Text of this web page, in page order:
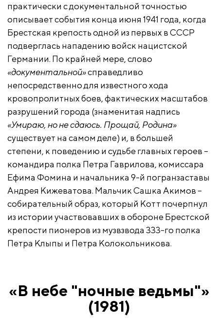
практически с документальной точностью
описывает события конца июня 1941 года, когда
Брестская крепость одной из первых в СССР
подверглась нападению войск нацистской
Германии. По крайней мере, слово
«документальной»справедливо
непосредственно для известного хода
кровопролитных боев, фактических масштабов
разрушений города (знаменитая надпись
«Умираю, но не сдаюсь. Прощай, Родина»
существует на самом деле) и, в большей
степени, к поведению и судьбе главных героев –
командира полка Петра Гаврилова, комиссара
Ефима Фомина и начальника 9-й погранзаставы
Андрея Кижеватова. Мальчик Сашка Акимов –
собирательный образ, который Котт почерпнул
из истории участвовавших в обороне Брестской
крепости пионеров из музвзвода 333-го полка
Петра Клыпы и Петра Колокольникова.
«В небе "ночные ведьмы"»
(1981)